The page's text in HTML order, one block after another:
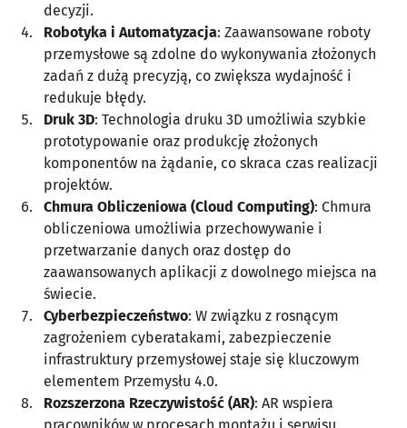
decyzji.
Robotyka i Automatyzacja: Zaawansowane roboty
przemysłowe są zdolne do wykonywania złożonych
zadań z dużą precyzją, co zwiększa wydajność i
redukuje błędy.
Druk 3D: Technologia druku 3D umożliwia szybkie
prototypowanie oraz produkcję złożonych
komponentów na żądanie, co skraca czas realizacji
projektów.
Chmura Obliczeniowa (Cloud Computing): Chmura
obliczeniowa umożliwia przechowywanie i
przetwarzanie danych oraz dostęp do
zaawansowanych aplikacji z dowolnego miejsca na
świecie.
Cyberbezpieczeństwo: W związku z rosnącym
zagrożeniem cyberatakami, zabezpieczenie
infrastruktury przemysłowej staje się kluczowym
elementem Przemysłu 4.0.
Rozszerzona Rzeczywistość (AR): AR wspiera
pracowników w procesach montażu i serwisu